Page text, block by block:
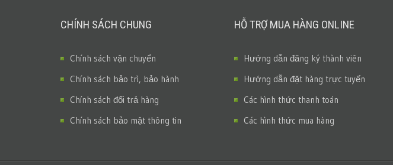
CHÍNH SÁCH CHUNG
Chính sách vận chuyển
Chính sách bảo trì, bảo hành
Chính sách đổi trả hàng
Chính sách bảo mật thông tin
HỖ TRỢ MUA HÀNG ONLINE
Hướng dẫn đăng ký thành viên
Hướng dẫn đặt hàng trực tuyến
Các hình thức thanh toán
Các hình thức mua hàng